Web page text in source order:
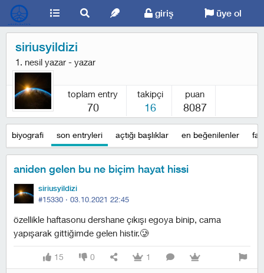
giriş üye ol
siriusyildizi
1. nesil yazar - yazar
toplam entry
70
takipçi
16
puan
8087
biyografi son entryleri açtığı başlıklar en beğenilenler
aniden gelen bu ne biçim hayat hissi
siriusyildizi
#15330 · 03.10.2021 22:45
özellikle haftasonu dershane çıkışı egoya binip, cama
yapışarak gittiğimde gelen histir.🥲
15 0 1